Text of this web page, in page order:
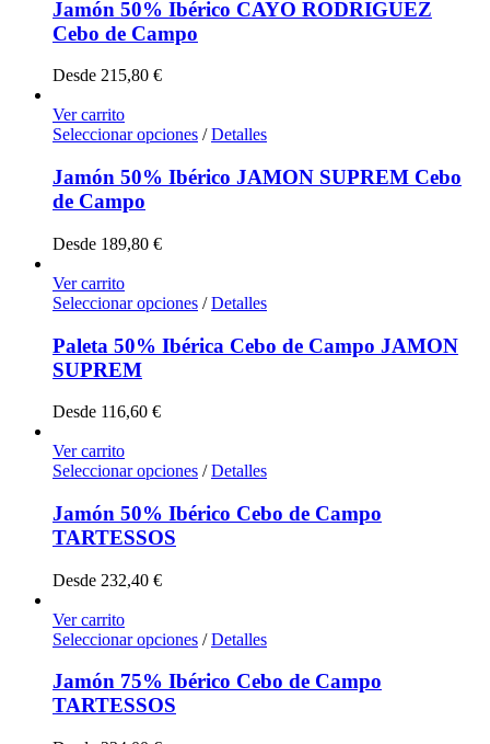
Jamón 50% Ibérico CAYO RODRIGUEZ
Cebo de Campo
Desde 215,80 €
Ver carrito
Seleccionar opciones / Detalles
Jamón 50% Ibérico JAMON SUPREM Cebo
de Campo
Desde 189,80 €
Ver carrito
Seleccionar opciones / Detalles
Paleta 50% Ibérica Cebo de Campo JAMON
SUPREM
Desde 116,60 €
Ver carrito
Seleccionar opciones / Detalles
Jamón 50% Ibérico Cebo de Campo
TARTESSOS
Desde 232,40 €
Ver carrito
Seleccionar opciones / Detalles
Jamón 75% Ibérico Cebo de Campo
TARTESSOS